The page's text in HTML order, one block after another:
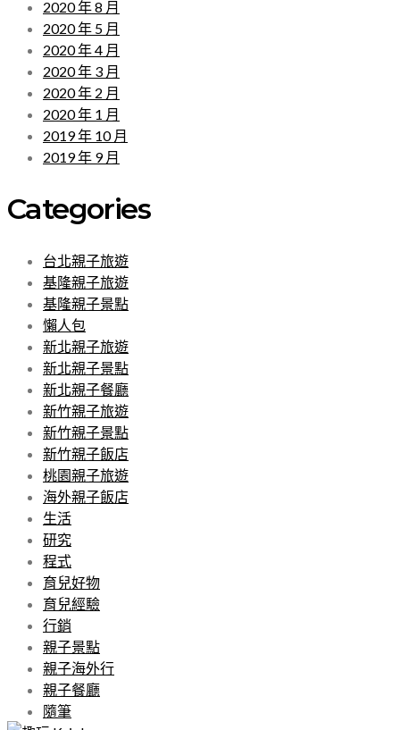
2020 年 8 月
2020 年 5 月
2020 年 4 月
2020 年 3 月
2020 年 2 月
2020 年 1 月
2019 年 10 月
2019 年 9 月
Categories
台北親子旅遊
基隆親子旅遊
基隆親子景點
懶人包
新北親子旅遊
新北親子景點
新北親子餐廳
新竹親子旅遊
新竹親子景點
新竹親子飯店
桃園親子旅遊
海外親子飯店
生活
研究
程式
育兒好物
育兒經驗
行銷
親子景點
親子海外行
親子餐廳
隨筆